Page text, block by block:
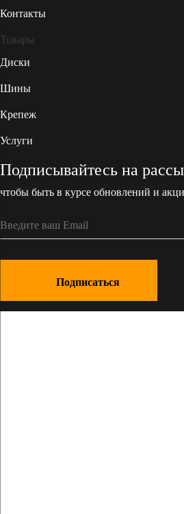
Контакты
Товары
Диски
Шины
Крепеж
Услуги
Подписывайтесь на
чтобы быть в курсе обновлений и
Подписаться